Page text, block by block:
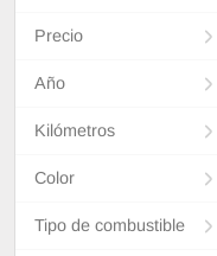
Precio
Año
Kilómetros
Color
Tipo de combustible